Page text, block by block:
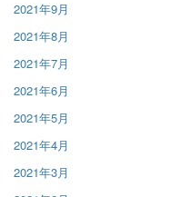
2021年9月
2021年8月
2021年7月
2021年6月
2021年5月
2021年4月
2021年3月